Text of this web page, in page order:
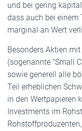
und bei gering
dass auch bei einem
marginal an Wert
Besonders Aktien
(sogenannte "Small
sowie generell alle
Teil erheblichen
in den Wertpapieren
Investments im